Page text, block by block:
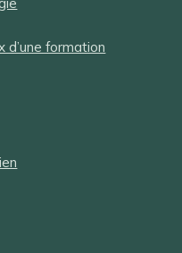
d’une formation